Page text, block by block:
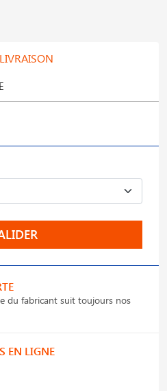
du fabricant suit toujours nos
EN LIGNE